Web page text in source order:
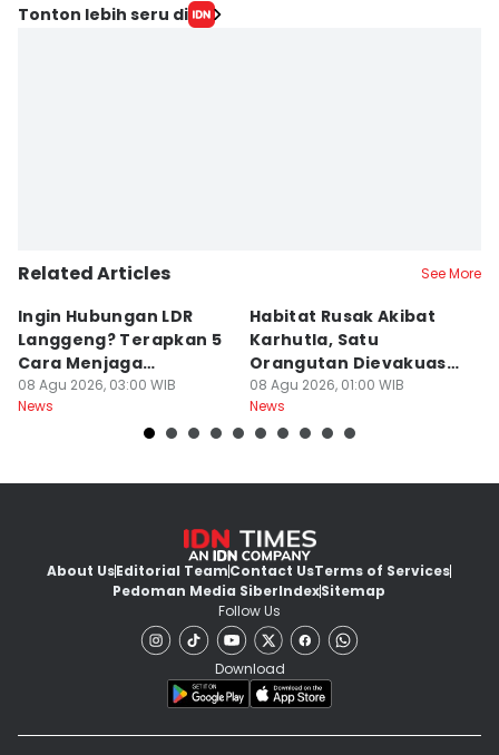
Editor
Tonton lebih seru di
Related Articles See More
Ingin Hubungan LDR
Langgeng? Terapkan 5
Cara Menjaga
Kesetiaan Ini
08 Agu 2026, 03:00 WIB
News
Habitat Rusak Akibat
Karhutla, Satu
Orangutan Dievakuasi
di Ketapang
08 Agu 2026, 01:00 WIB
News
About UsEditorial TeamContact UsTerms of Services
Pedoman Media SiberIndexSitemap
Follow Us
Download